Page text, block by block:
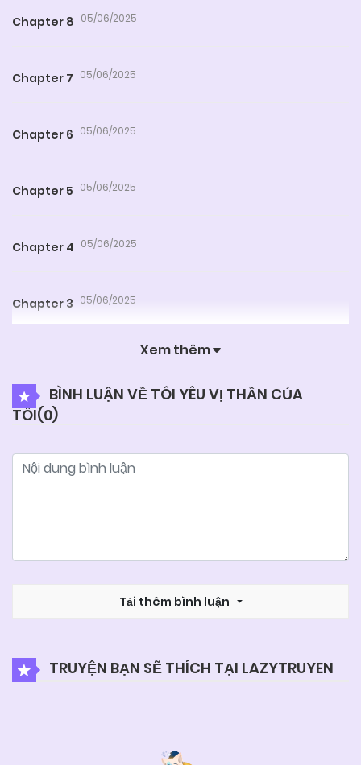
Chapter 8 05/06/2025
Chapter 7 05/06/2025
Chapter 6 05/06/2025
Chapter 5 05/06/2025
Chapter 4 05/06/2025
Chapter 3 05/06/2025
Chapter 1
Xem thêm
BÌNH LUẬN VỀ TÔI YÊU VỊ THẦN CỦA
TÔI(0)
Tải thêm bình luận
TRUYỆN BẠN SẼ THÍCH TẠI LAZYTRUYEN